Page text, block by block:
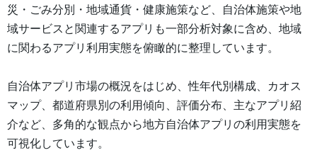
災・ごみ分別・地域通貨・健康施策など、自治体施策や地
域サービスと関連するアプリも一部分析対象に含め、地域
に関わるアプリ利用実態を俯瞰的に整理しています。
自治体アプリ市場の概況をはじめ、性年代別構成、カオス
マップ、都道府県別の利用傾向、評価分布、主なアプリ紹
介など、多角的な観点から地方自治体アプリの利用実態を
可視化しています。